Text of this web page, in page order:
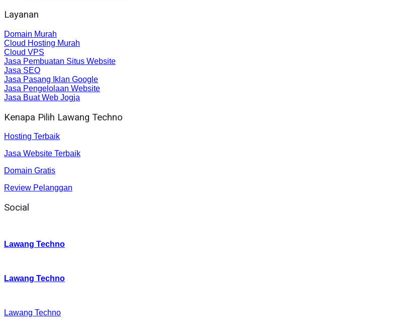
Layanan
Domain Murah
Cloud Hosting Murah
Cloud VPS
Jasa Pembuatan Situs Website
Jasa SEO
Jasa Pasang Iklan Google
Jasa Pengelolaan Website
Jasa Buat Web Jogja
Kenapa Pilih Lawang Techno
Hosting Terbaik
Jasa Website Terbaik
Domain Gratis
Review Pelanggan
Social
Lawang Techno
Lawang Techno
Lawang Techno